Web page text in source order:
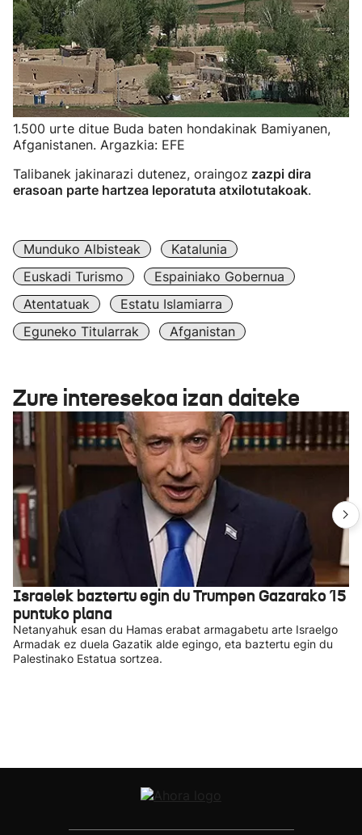
1.500 urte ditue Buda baten hondakinak Bamiyanen,
Afganistanen. Argazkia: EFE
Talibanek jakinarazi dutenez, oraingoz zazpi dira
erasoan parte hartzea leporatuta atxilotutakoak.
Munduko Albisteak
Katalunia
Euskadi Turismo
Espainiako Gobernua
Atentatuak
Estatu Islamiarra
Eguneko Titularrak
Afganistan
Zure interesekoa izan daiteke
Israelek baztertu egin du Trumpen Gazarako 15
puntuko plana
Netanyahuk esan du Hamas erabat armagabetu arte Israelgo
Armadak ez duela Gazatik alde egingo, eta baztertu egin du
Palestinako Estatua sortzea.